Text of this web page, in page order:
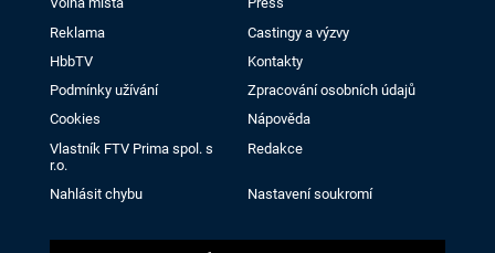
Reklama
Castingy a výzvy
HbbTV
Kontakty
Podmínky užívání
Zpracování osobních údajů
Cookies
Nápověda
Vlastník FTV Prima spol. s
r.o.
Redakce
Nahlásit chybu Nastavení soukromí